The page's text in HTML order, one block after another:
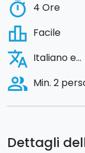
Dettagli
timer 4 Ore
leaderboard Facile
translate Italiano e...
people_alt Min. 2